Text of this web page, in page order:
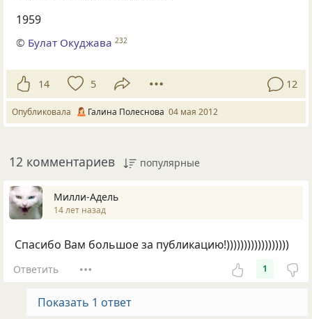
1959
© Булат Окуджава 232
14 5 12
Опубликовала Галина Полеснова 04 мая 2012
12 комментариев популярные
Милли-Адель
14 лет назад
Спасибо Вам большое за публикацию!))))))))))))))))))
Ответить 1
Показать 1 ответ